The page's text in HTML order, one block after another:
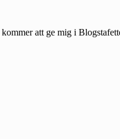
kommer att ge mig i